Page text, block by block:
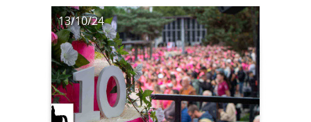
13/10/24